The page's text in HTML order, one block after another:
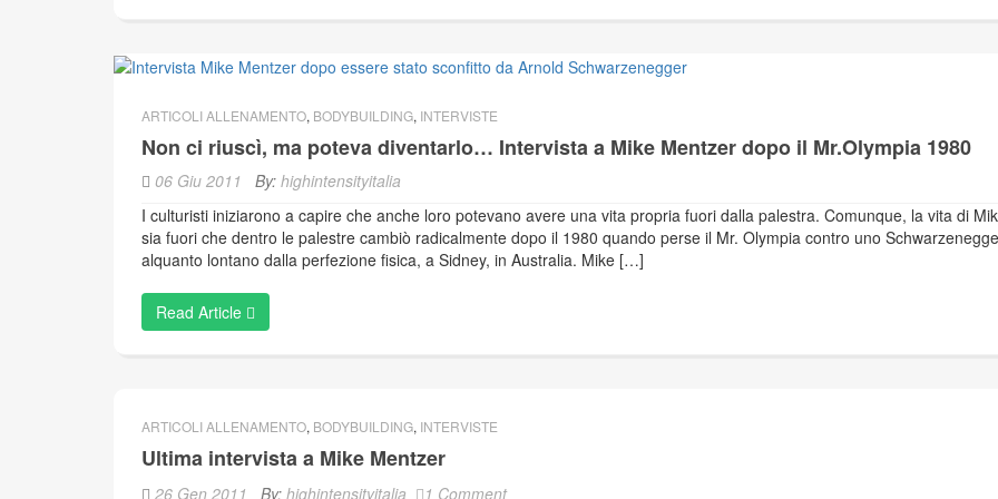
ARTICOLI ALLENAMENTO, BODYBUILDING, INTERVISTE
Non ci riuscì, ma poteva diventarlo… Intervista a Mike Mentzer dopo il Mr.Olympia 1980
06 Giu 2011 By: highintensityitalia
I culturisti iniziarono a capire che anche loro potevano avere una vita propria fuori dalla palestra. Comunque, la vita di
sia fuori che dentro le palestre cambiò radicalmente dopo il 1980 quando perse il Mr. Olympia contro uno
alquanto lontano dalla perfezione fisica, a Sidney, in Australia. Mike […]
Read Article
ARTICOLI ALLENAMENTO, BODYBUILDING, INTERVISTE
Ultima intervista a Mike Mentzer
26 Gen 2011 By: highintensityitalia 1 Comment